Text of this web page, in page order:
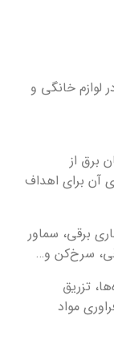
لوازم خانگی و
برق از
آن برای اهداف
برقی، سماور
سرخ‌کن و…
تزریق
مواد